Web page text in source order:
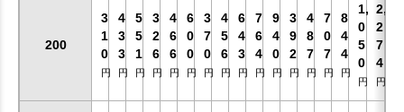
200
3
1
0
円
4
3
3
円
5
5
1
円
3
2
6
円
4
6
6
円
6
0
0
円
3
7
0
円
4
5
6
円
6
4
3
円
7
6
4
円
9
4
0
円
3
9
2
円
4
8
7
円
7
0
7
円
8
4
4
円
1,
0
5
0
円
2,
2
7
4
円